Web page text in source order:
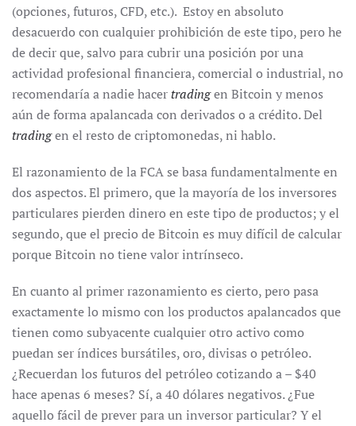
(opciones, futuros, CFD, etc.). Estoy en absoluto
desacuerdo con cualquier prohibición de este tipo, pero he
de decir que, salvo para cubrir una posición por una
actividad profesional financiera, comercial o industrial, no
recomendaría a nadie hacer tradingen Bitcoin y menos
aún de forma apalancada con derivados o a crédito. Del
tradingen el resto de criptomonedas, ni hablo.
El razonamiento de la FCA se basa fundamentalmente en
dos aspectos. El primero, que la mayoría de los inversores
particulares pierden dinero en este tipo de productos; y el
segundo, que el precio de Bitcoin es muy difícil de calcular
porque Bitcoin no tiene valor intrínseco.
En cuanto al primer razonamiento es cierto, pero pasa
exactamente lo mismo con los productos apalancados que
tienen como subyacente cualquier otro activo como
puedan ser índices bursátiles, oro, divisas o petróleo.
¿Recuerdan los futuros del petróleo cotizando a – $40
hace apenas 6 meses? Sí, a 40 dólares negativos. ¿Fue
aquello fácil de prever para un inversor particular? Y el